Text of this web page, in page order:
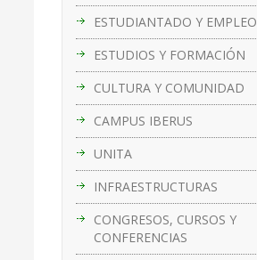
ESTUDIANTADO Y EMPLEO
ESTUDIOS Y FORMACIÓN
CULTURA Y COMUNIDAD
CAMPUS IBERUS
UNITA
INFRAESTRUCTURAS
CONGRESOS, CURSOS Y
CONFERENCIAS